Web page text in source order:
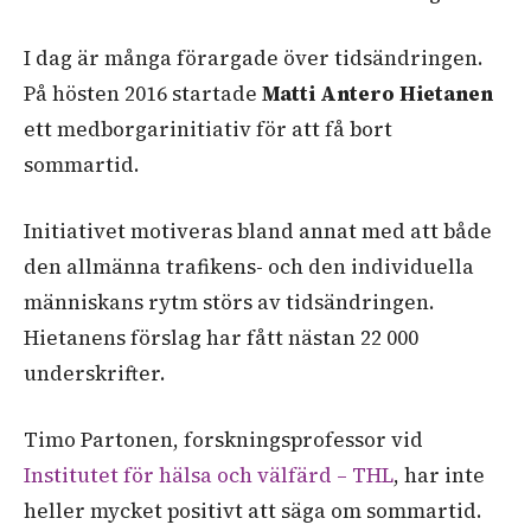
I dag är många förargade över tidsändringen.
På hösten 2016 startade Matti Antero Hietanen
ett medborgarinitiativ för att få bort
sommartid.
Initiativet motiveras bland annat med att både
den allmänna trafikens- och den individuella
människans rytm störs av tidsändringen.
Hietanens förslag har fått nästan 22 000
underskrifter.
Timo Partonen, forskningsprofessor vid
Institutet för hälsa och välfärd – THL, har inte
heller mycket positivt att säga om sommartid.